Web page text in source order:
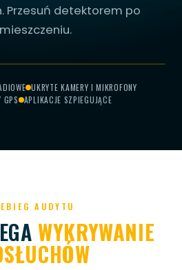
Przesuń detektorem po
UKRYTE KAMERY I MIKROFONY
GPS APLIKACJE SZPIEGUJĄCE
AUDYTU
WYKRYWANIE